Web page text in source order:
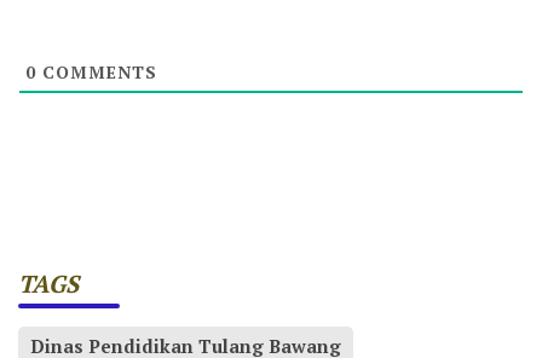
0 COMMENTS
TAGS
Dinas Pendidikan Tulang Bawang